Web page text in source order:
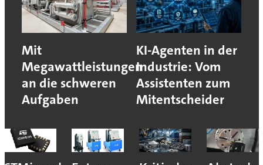
Mit
Megawattleistungen
an die schweren
Aufgaben
KI-Agenten in der
Industrie: Vom
Assistenten zum
Mitentscheider